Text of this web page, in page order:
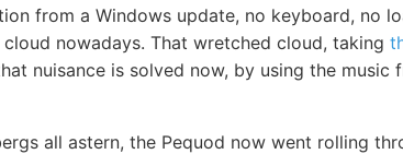
from a Windows update, no keyboard, no
nowadays. That wretched cloud, taking
nuisance is solved now, by using the music
all astern, the Pequod now went rolling